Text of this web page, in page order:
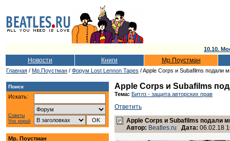
10.10.
Новости Книги Мр.Поустман
Главная / Мр.Поустман / Форум Lost Lennon Tapes / Apple Corps и Subafilms подали
Поиск
Искать:
Советы
Vox populi
Мр. Поустман
Apple Corps и Subafilms
Тема: Битлз - защита авторских прав
Ответить
Apple Corps и Subafilms подали
Автор: Beatles.ru Дата: 06.02.18